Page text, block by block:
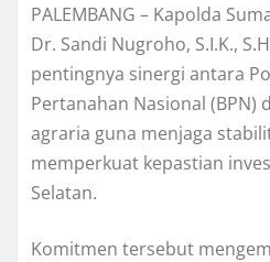
PALEMBANG – Kapolda
Dr. Sandi Nugroho, S.I.K.,
pentingnya sinergi antara
Pertanahan Nasional (BPN)
agraria guna menjaga
memperkuat kepastian
Selatan.
Komitmen tersebut